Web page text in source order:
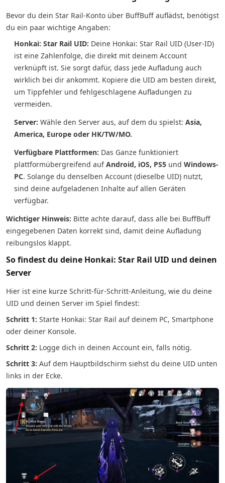
Bevor du dein Star Rail-Konto über BuffBuff auflädst, benötigst
du ein paar wichtige Angaben:
Honkai: Star Rail UID: Deine Honkai: Star Rail UID (User-ID)
ist eine Zahlenfolge, die direkt mit deinem Account
verknüpft ist. Sie sorgt dafür, dass jede Aufladung auch
wirklich bei dir ankommt. Kopiere die UID am besten direkt,
um Tippfehler und fehlgeschlagene Aufladungen zu
vermeiden.
Server: Wähle den Server aus, auf dem du spielst: Asia,
America, Europe oder HK/TW/MO.
Verfügbare Plattformen: Das Ganze funktioniert
plattformübergreifend aufAndroid, iOS, PS5 und Windows-
PC. Solange du denselben Account (dieselbe UID) nutzt,
sind deine aufgeladenen Inhalte auf allen Geräten
verfügbar.
Wichtiger Hinweis: Bitte achte darauf, dass alle bei BuffBuff
eingegebenen Daten korrekt sind, damit deine Aufladung
reibungslos klappt.
So findest du deine Honkai: Star Rail UID und deinen
Server
Hier ist eine kurze Schritt-für-Schritt-Anleitung, wie du deine
UID und deinen Server im Spiel findest:
Schritt 1: Starte Honkai: Star Rail auf deinem PC, Smartphone
oder deiner Konsole.
Schritt 2: Logge dich in deinen Account ein, falls nötig.
Schritt 3: Auf dem Hauptbildschirm siehst du deine UID unten
links in der Ecke.